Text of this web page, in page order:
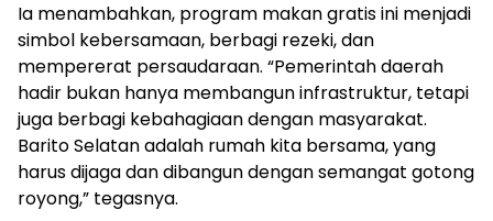
Ia menambahkan, program makan gratis ini menjadi
simbol kebersamaan, berbagi rezeki, dan
mempererat persaudaraan. “Pemerintah daerah
hadir bukan hanya membangun infrastruktur, tetapi
juga berbagi kebahagiaan dengan masyarakat.
Barito Selatan adalah rumah kita bersama, yang
harus dijaga dan dibangun dengan semangat gotong
royong,” tegasnya.